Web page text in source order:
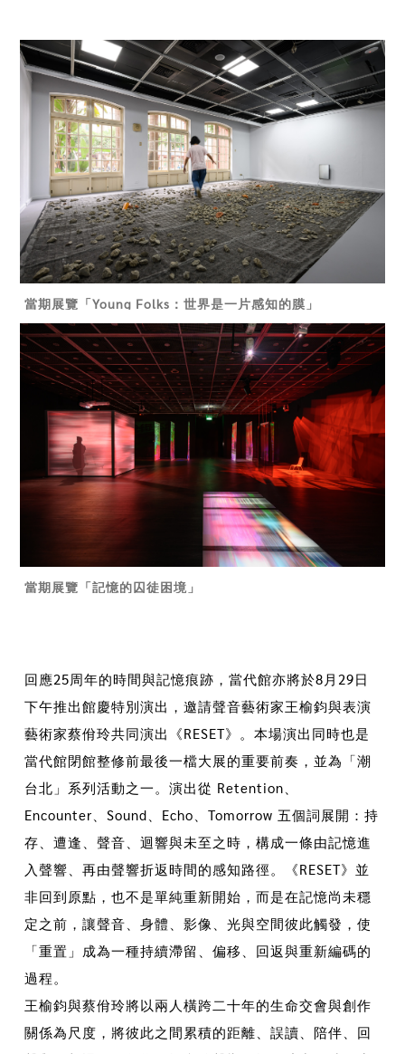
當期展覽「Young Folks：世界是一片感知的膜」
當期展覽「記憶的囚徒困境」
回應25周年的時間與記憶痕跡，當代館亦將於8月29日
下午推出館慶特別演出，邀請聲音藝術家王榆鈞與表演
藝術家蔡佾玲共同演出《RESET》。本場演出同時也是
當代館閉館整修前最後一檔大展的重要前奏，並為「潮
台北」系列活動之一。演出從 Retention、
Encounter、Sound、Echo、Tomorrow 五個詞展開：持
存、遭逢、聲音、迴響與未至之時，構成一條由記憶進
入聲響、再由聲響折返時間的感知路徑。《RESET》並
非回到原點，也不是單純重新開始，而是在記憶尚未穩
定之前，讓聲音、身體、影像、光與空間彼此觸發，使
「重置」成為一種持續滯留、偏移、回返與重新編碼的
過程。
王榆鈞與蔡佾玲將以兩人橫跨二十年的生命交會與創作
關係為尺度，將彼此之間累積的距離、誤讀、陪伴、回